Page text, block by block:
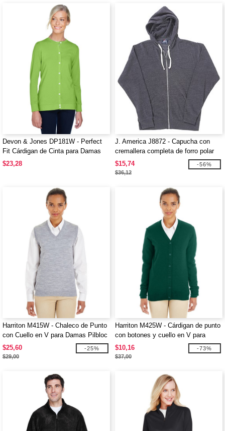
Devon & Jones DP181W - Perfect
Fit Cárdigan de Cinta para Damas
$23,28
J. America J8872 - Capucha con
cremallera completa de forro polar
Tri-Blend para adulto
$15,74
$36,12
-56%
Harriton M415W - Chaleco de Punto
con Cuello en V para Damas Pilbloc
$25,60
$29,00
-25%
Harriton M425W - Cárdigan de punto
con botones y cuello en V para
damas Pilbloc
$10,16
$37,00
-73%